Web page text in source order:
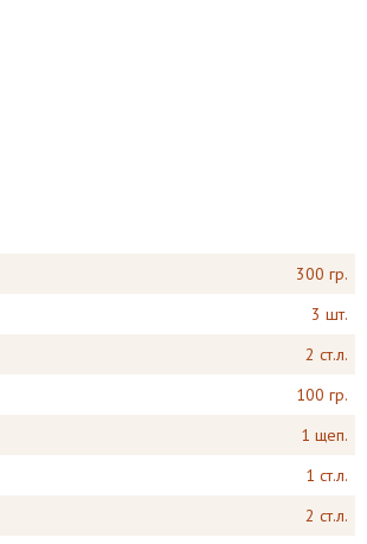
300 гр.
3 шт.
2 ст.л.
100 гр.
1 щеп.
1 ст.л.
2 ст.л.